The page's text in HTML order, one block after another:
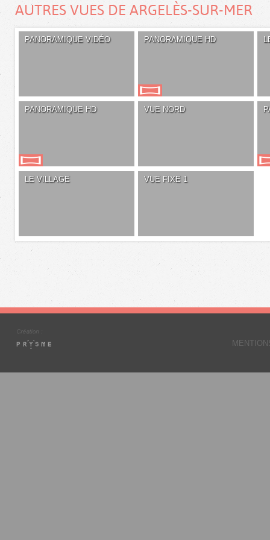
AUTRES VUES DE ARGELÈS-SUR-MER
PANORAMIQUE VIDÉO PANORAMIQUE HD
PANORAMIQUE HD VUE NORD
LE VILLAGE VUE FIXE 1